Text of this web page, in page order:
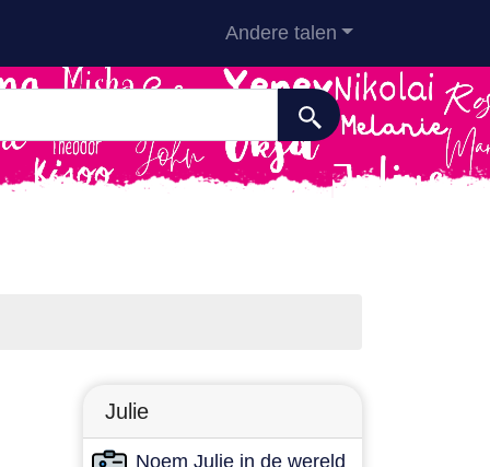
Andere talen
Julie
Noem Julie in de wereld